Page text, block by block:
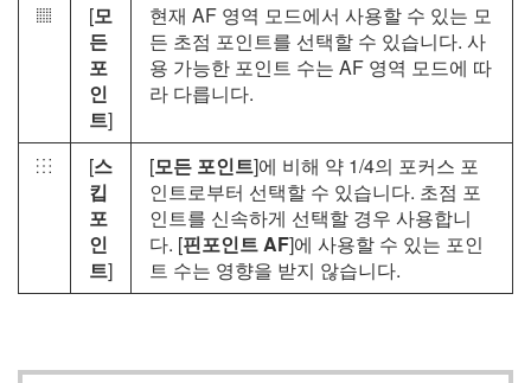
6 [모
든
포
인
트]
현재 AF 영역 모드에서 사용할 수 있는 모
든 초점 포인트를 선택할 수 있습니다. 사
용 가능한 포인트 수는 AF 영역 모드에 따
라 다릅니다.
7 [스
킵
포
인
트]
[모든 포인트]에 비해 약 1/4의 포커스 포
인트로부터 선택할 수 있습니다. 초점 포
인트를 신속하게 선택할 경우 사용합니
다. [핀포인트 AF]에 사용할 수 있는 포인
트 수는 영향을 받지 않습니다.